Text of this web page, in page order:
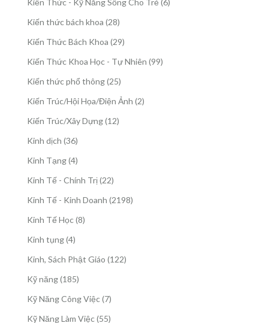
phẩm
Kiến Thức - Kỹ Năng Sống Cho Trẻ 6
Kiến thức bách khoa 2828
phẩm
Kiến Thức Bách Khoa 2929
Kiến Thức Khoa Học - Tự Nhiên 9999
Kiến thức phổ thông 2525
sản
phẩm
Kiến Trúc/Hội Họa/Điện Ảnh 22
Kiến Trúc/Xây Dựng 1212
Kinh dịch 3636
phẩm
Kinh Tạng 44
Kinh Tế - Chính Trị 2222
phẩm
Kinh Tế - Kinh Doanh 21982198
Kinh Tế Học 88
Kinh tụng 44
phẩm
Kinh, Sách Phật Giáo 122122
Kỹ năng 185185
phẩm
Kỹ Năng Công Việc 77
Kỹ Năng Làm Việc 5555